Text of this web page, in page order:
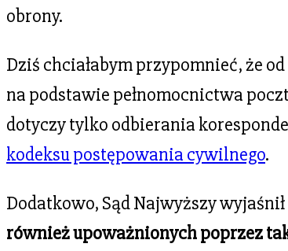
obrony.
Dziś chciałabym przypomnieć, że
na podstawie pełnomocnictwa
dotyczy tylko odbierania
kodeksu postępowania cywilnego.
Dodatkowo, Sąd Najwyższy
również upoważnionych poprzez